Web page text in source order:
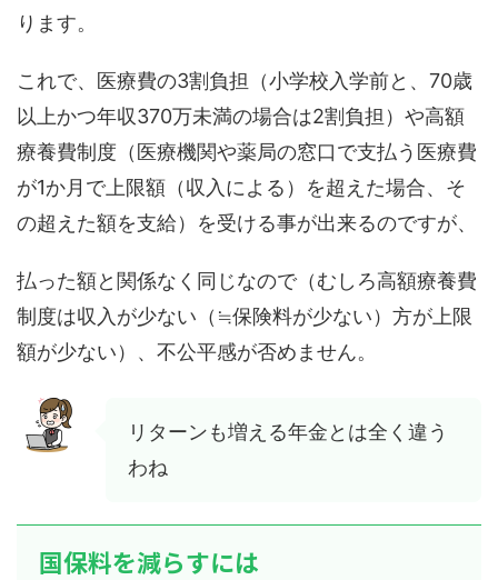
ります。
これで、医療費の3割負担（小学校入学前と、70歳
以上かつ年収370万未満の場合は2割負担）や高額
療養費制度（医療機関や薬局の窓口で支払う医療費
が1か月で上限額（収入による）を超えた場合、そ
の超えた額を支給）を受ける事が出来るのですが、
払った額と関係なく同じなので（むしろ高額療養費
制度は収入が少ない（≒保険料が少ない）方が上限
額が少ない）、不公平感が否めません。
リターンも増える年金とは全く違う
わね
国保料を減らすには